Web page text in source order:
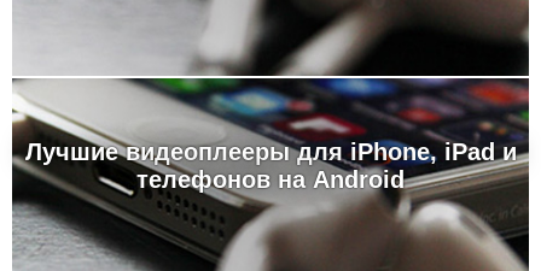
Лучшие видеоплееры для iPhone, iPad и
телефонов на Android